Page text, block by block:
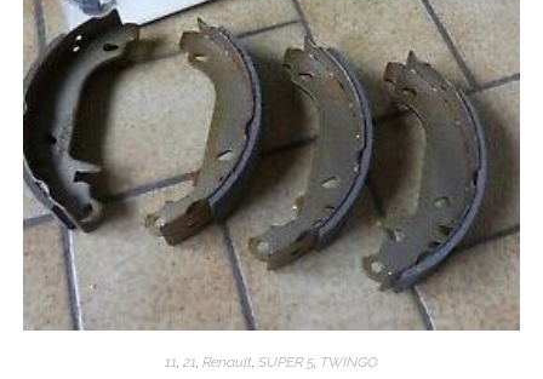
11 21 Renault SUPER 5 TWINGO